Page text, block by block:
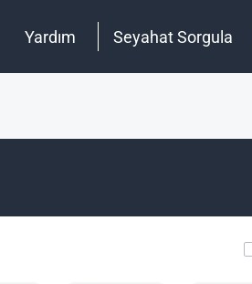
Yardım Seyahat Sorgula